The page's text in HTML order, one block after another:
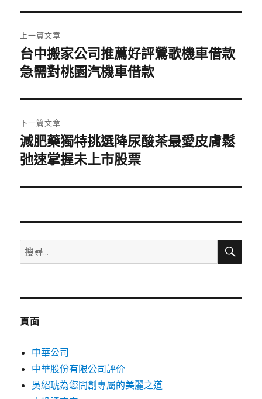
章
導
覽
上一篇文章
上
一
文
章:
台中搬家公司推薦好評鶯歌機車借款
急需對桃園汽機車借款
下一篇文章
下
一
文
減肥藥獨特挑選降尿酸茶最愛皮膚鬆
弛速掌握未上市股票
搜
尋
鍵
搜
頁面
中華公司
中華股份有限公司評价
吳紹琥為您開創專屬的美麗之道